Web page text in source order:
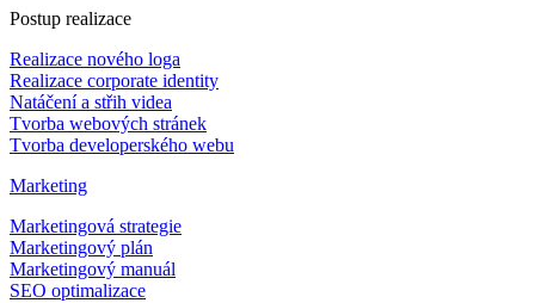
Postup realizace
Realizace nového loga
Realizace corporate identity
Natáčení a střih videa
Tvorba webových stránek
Tvorba developerského webu
Marketing
Marketingová strategie
Marketingový plán
Marketingový manuál
SEO optimalizace